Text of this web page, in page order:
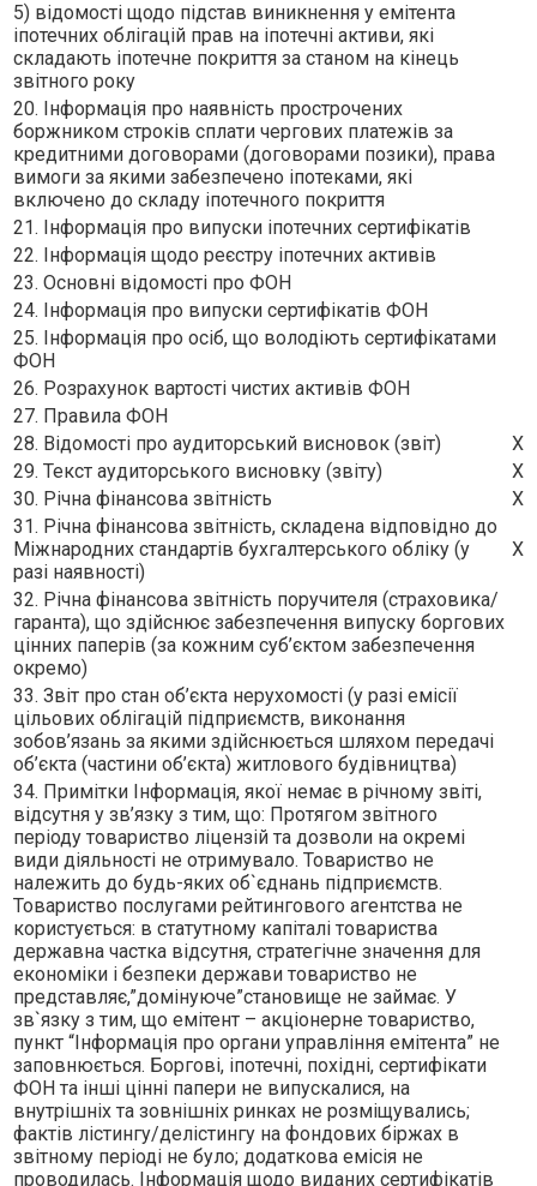
5) відомості щодо підстав виникнення у емітента
іпотечних облігацій прав на іпотечні активи, які
складають іпотечне покриття за станом на кінець
звітного року
20. Інформація про наявність прострочених
боржником строків сплати чергових платежів за
кредитними договорами (договорами позики), права
вимоги за якими забезпечено іпотеками, які
включено до складу іпотечного покриття
21. Інформація про випуски іпотечних сертифікатів
22. Інформація щодо реєстру іпотечних активів
23. Основні відомості про ФОН
24. Інформація про випуски сертифікатів ФОН
25. Інформація про осіб, що володіють сертифікатами
ФОН
26. Розрахунок вартості чистих активів ФОН
27. Правила ФОН
28. Відомості про аудиторський висновок (звіт)
X
29. Текст аудиторського висновку (звіту)
X
30. Річна фінансова звітність
X
31. Річна фінансова звітність, складена відповідно до
Міжнародних стандартів бухгалтерського обліку (у
разі наявності)
X
32. Річна фінансова звітність поручителя (страховика/
гаранта), що здійснює забезпечення випуску боргових
цінних паперів (за кожним суб’єктом забезпечення
окремо)
33. Звіт про стан об’єкта нерухомості (у разі емісії
цільових облігацій підприємств, виконання
зобов’язань за якими здійснюється шляхом передачі
об’єкта (частини об’єкта) житлового будівництва)
34. Примітки Iнформацiя, якої немає в рiчному звiтi,
вiдсутня у зв’язку з тим, що: Протягом звiтного
перiоду товариство лiцензiй та дозволи на окремi
види дiяльностi не отримувало. Товариство не
належить до будь-яких об`єднань пiдприємств.
Товариство послугами рейтингового агентства не
користується: в статутному капiталi товариства
державна частка вiдсутня, стратегiчне значення для
економiки i безпеки держави товариство не
представляє,”домiнуюче”становище не займає. У
зв`язку з тим, що емiтент – акцiонерне товариство,
пункт “Iнформацiя про органи управлiння емiтента” не
заповнюється. Борговi, iпотечнi, похiднi, сертифiкати
ФОН та iншi цiннi папери не випускалися, на
внутрiшнiх та зовнiшнiх ринках не розмiщувались;
фактiв лiстингу/делiстингу на фондових бiржах в
звiтному перiодi не було; додаткова емiсiя не
проводилась. Iнформацiя щодо виданих сертифiкатiв